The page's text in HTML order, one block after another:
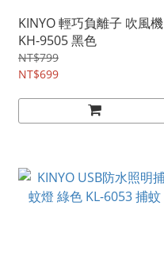
KINYO 輕巧負離子 吹風機
KH-9505 黑色
NT$799
NT$699